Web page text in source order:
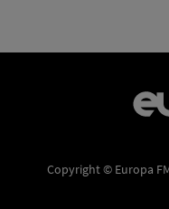
Copyright © Europa